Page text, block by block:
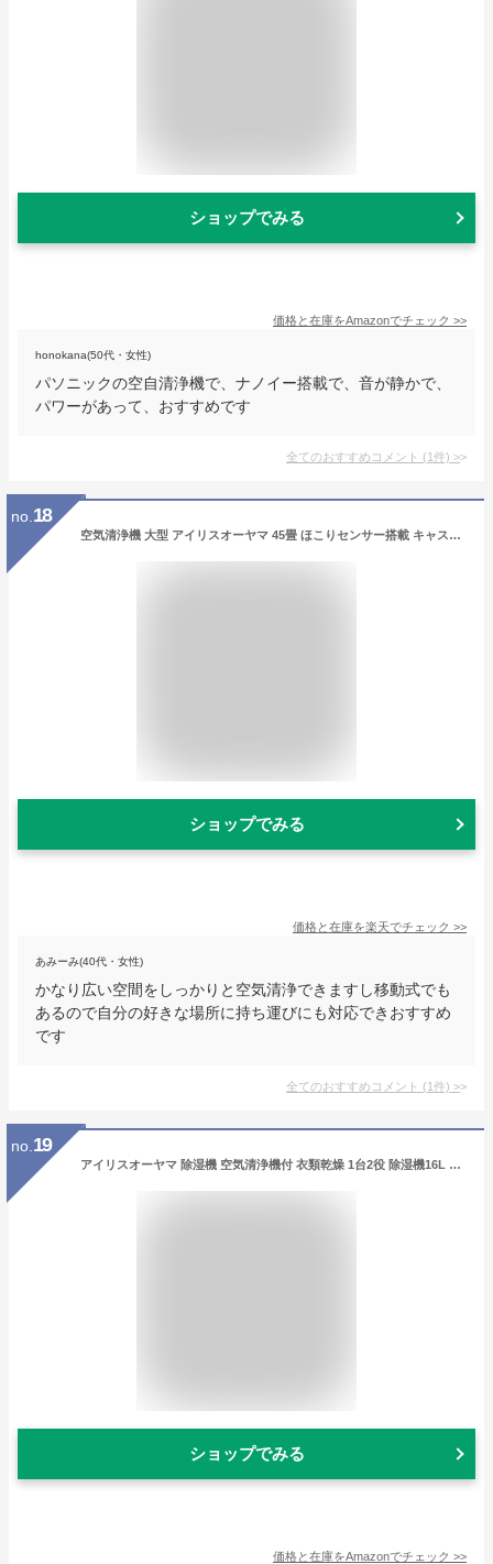
ショップでみる
価格と在庫をAmazonでチェック >>
honokana(50代・女性)
パソニックの空自清浄機で、ナノイー搭載で、音が静かで、
パワーがあって、おすすめです
全てのおすすめコメント (1件) >
no. 18
空気清浄機 大型 アイリスオーヤマ 45畳 ほこりセンサー搭載 キャスター付き 静音 業務用 工事不要 花粉対策 PM2.5 黄砂 ハウスダスト ペット たばこ カビ 集塵 脱臭 空気清浄器 オフィス 会議室 省エネ おしゃれ 加湿なし IAP-A110-W 送料無料
ショップでみる
価格と在庫を楽天でチェック >>
あみーみ(40代・女性)
かなり広い空間をしっかりと空気清浄できますし移動式でも
あるので自分の好きな場所に持ち運びにも対応できおすすめ
です
全てのおすすめコメント (1件) >
no. 19
アイリスオーヤマ 除湿機 空気清浄機付 衣類乾燥 1台2役 除湿機16L コンプレッサー式 IJCP-J160
ショップでみる
価格と在庫をAmazonでチェック >>